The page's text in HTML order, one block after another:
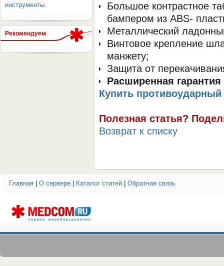
инструменты.
Рекомендуем
Большое контрастное
бампером из ABS-
Металлический
Винтовое крепление
манжету;
Защита от
Расширенная
Купить
Полезная статья?
Возврат к списку
Главная О сервере Каталог статей Обратная связь